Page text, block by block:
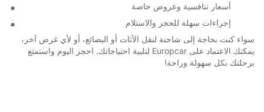
أسعار تنافسية وعروض خاصة
إجراءات سهلة للحجز والاستلام
سواء كنت بحاجة إلى شاحنة لنقل الأثاث أو البضائع، أو لأي غرض آخر،
يمكنك الاعتماد على Europcar لتلبية احتياجاتك. احجز اليوم واستمتع
برحلتك بكل سهولة وراحة!